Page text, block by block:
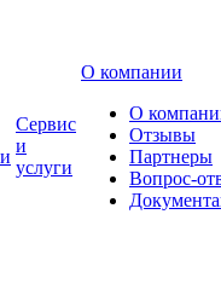
Сервис
и
услуги
О компании
О
Отзывы
Партнеры
Вопрос-